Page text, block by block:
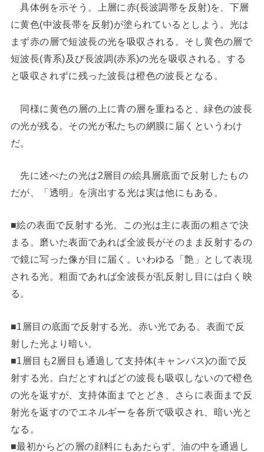
具体例を示そう。上層に赤(長波調帯を反射)を、下層
に黄色(中波長帯を反射)が塗られているとしよう。光は
まず赤の層で短波長の光を吸収される。そし黄色の層で
短波長(青系)及び長波調(赤系)の光を吸収される。する
と吸収されずに残った波長は橙色の波長となる。
同様に黄色の層の上に青の層を重ねると、緑色の波長
の光が残る。その光が私たちの網膜に届くというわけ
だ。
先に述べたの光は2層目の絵具層底面で反射したもの
だが、「透明」を演出する光は実は他にもある。
■絵の表面で反射する光。この光は主に表面の粗さで決
まる。磨いた表面であれば全波長がそのまま反射するの
で鏡に写った像が目に届く。いわゆる「艶」として表現
される光。粗面であれば全波長が乱反射し目には白く映
る。
■1層目の底面で反射する光。赤い光である。表面で反
射した光より暗い。
■1層目も2層目も通過して支持体(キャンバス)の面で反
射する光。白だとすればどの波長も吸収しないので橙色
の光を返すが、支持体面までとどき、さらに表面まで反
射光を返すのでエネルギーを各所で吸収され、暗い光と
なる。
■最初からどの層の顔料にもあたらず、油の中を通過し